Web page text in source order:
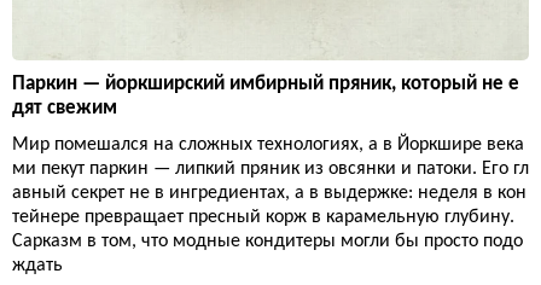
Паркин — йоркширский имбирный пряник, который не е
дят свежим
Мир помешался на сложных технологиях, а в Йоркшире века
ми пекут паркин — липкий пряник из овсянки и патоки. Его гл
авный секрет не в ингредиентах, а в выдержке: неделя в кон
тейнере превращает пресный корж в карамельную глубину.
Сарказм в том, что модные кондитеры могли бы просто подо
ждать